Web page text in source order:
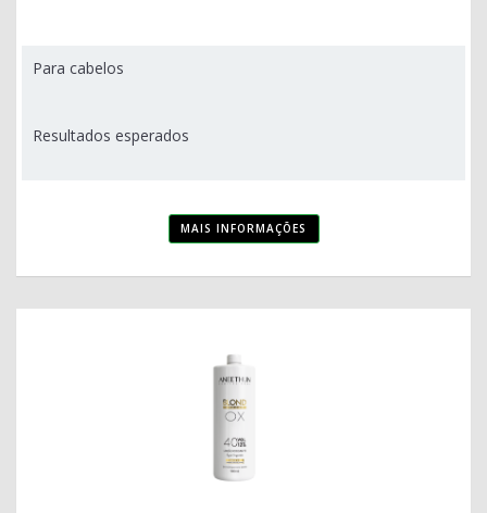
Para cabelos
Resultados esperados
MAIS INFORMAÇÕES